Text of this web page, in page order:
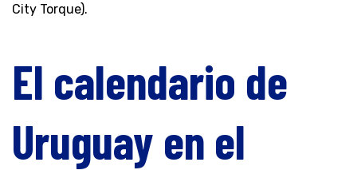
City Torque).
El calendario de
Uruguay en el